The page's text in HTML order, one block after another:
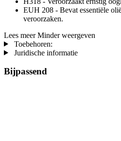
EUH 208 - Bevat essentiële
veroorzaken.
Lees meer Minder weergeven
Toebehoren:
Juridische informatie
Bijpassend